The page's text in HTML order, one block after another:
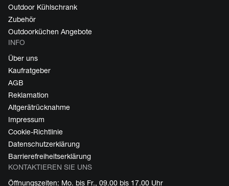
Outdoor Kühlschrank
Zubehör
Outdoorküchen Angebote
INFO
Über uns
Kaufratgeber
AGB
Reklamation
Altgerätrücknahme
Impressum
Cookie-Richtlinie
Datenschutzerklärung
Barrierefreiheitserklärung
KONTAKTIEREN SIE UNS
Öffnungszeiten: Mo. bis Fr., 09.00 bis 17.00 Uhr